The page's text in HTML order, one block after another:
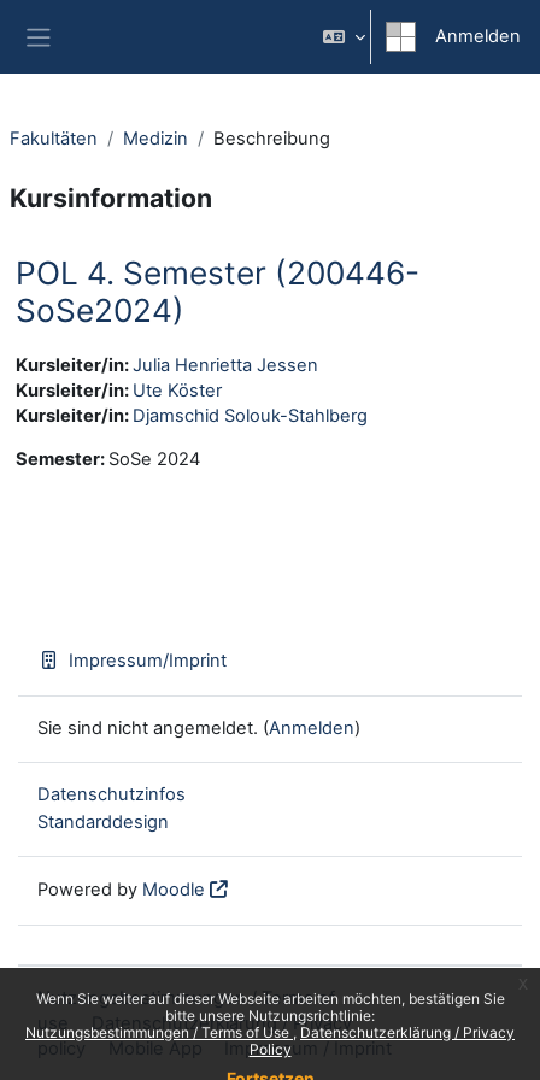
Wenn Sie weiter auf dieser Webseite arbeiten möchten, bestätigen Sie
bitte unsere Nutzungsrichtlinie:
Nutzungsbestimmungen / Terms of Use
Datenschutzerklärung / Privacy
Policy
Anmelden
Fakultäten Medizin Beschreibung
Kursinformation
POL 4. Semester (200446-
SoSe2024)
Kursleiter/in:Julia Henrietta Jessen
Kursleiter/in: Ute Köster
Kursleiter/in: Djamschid Solouk-Stahlberg
Semester: SoSe 2024
Impressum/Imprint
Sie sind nicht angemeldet. (Anmelden)
Datenschutzinfos
Standarddesign
Powered by Moodle
Nutzungsbestimmungen / Terms of
use
Datenschutzerklärung / Privacy
policy
Mobile App Impressum / Imprint